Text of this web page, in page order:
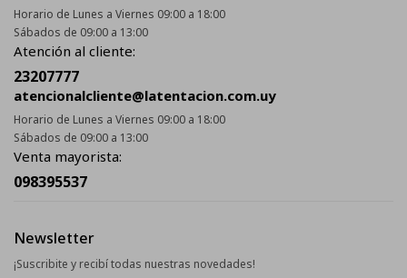
Horario de Lunes a Viernes 09:00 a 18:00
Sábados de 09:00 a 13:00
Atención al cliente:
23207777
atencionalcliente@latentacion.com.uy
Horario de Lunes a Viernes 09:00 a 18:00
Sábados de 09:00 a 13:00
Venta mayorista:
098395537
Newsletter
¡Suscribite y recibí todas nuestras novedades!